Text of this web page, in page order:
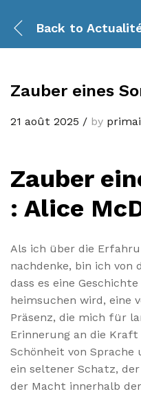
Back to
Zauber eines
21 août 2025 / by
Zauber
: Alice
Als ich über die
nachdenke, bin ich von
dass es eine
heimsuchen wird, eine
Präsenz, die mich für
Erinnerung an die Kraft
Schönheit von Sprache
ein seltener Schatz,
der Macht innerhalb